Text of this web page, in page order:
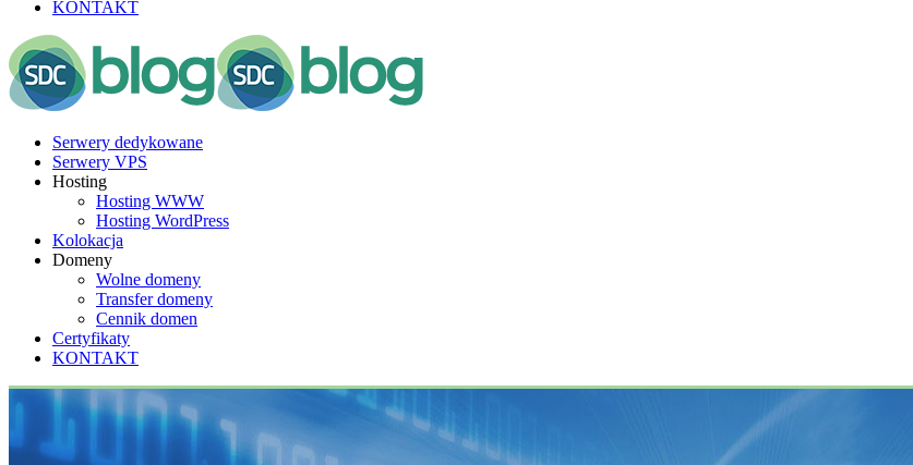
KONTAKT
Serwery dedykowane
Serwery VPS
Hosting
Hosting WWW
Hosting WordPress
Kolokacja
Domeny
Wolne domeny
Transfer domeny
Cennik domen
Certyfikaty
KONTAKT